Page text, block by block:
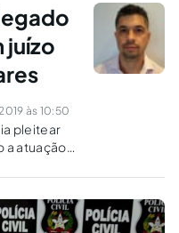
juízo
às 10:50
pleitear
a atuação
é